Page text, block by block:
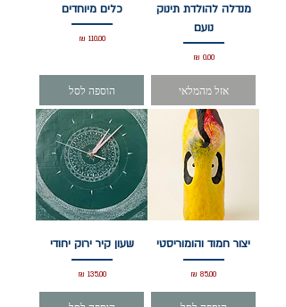
מנדלה להולדת תינוק
נועם
מחיר‏0.00 ‏₪
אזל מהמלאי
כלים מיוחדים
מחיר‏110.00 ‏₪
הוספה לסל
יצור חמוד והומוריסטי
מחיר
שעון קיר ירוק יחודי
מחיר‏135.00 ‏₪